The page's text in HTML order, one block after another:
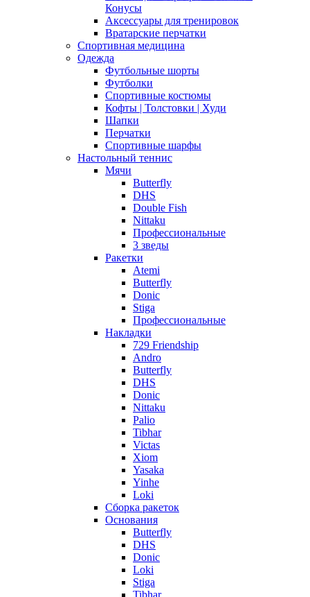
Конусы
Аксессуары для тренировок
Вратарские перчатки
Спортивная медицина
Одежда
Футбольные шорты
Футболки
Спортивные костюмы
Кофты | Толстовки | Худи
Шапки
Перчатки
Спортивные шарфы
Настольный теннис
Мячи
Butterfly
DHS
Double Fish
Nittaku
Профессиональные
3 зведы
Ракетки
Atemi
Butterfly
Donic
Stiga
Профессиональные
Накладки
729 Friendship
Andro
Butterfly
DHS
Donic
Nittaku
Palio
Tibhar
Victas
Xiom
Yasaka
Yinhe
Loki
Сборка ракеток
Основания
Butterfly
DHS
Donic
Loki
Stiga